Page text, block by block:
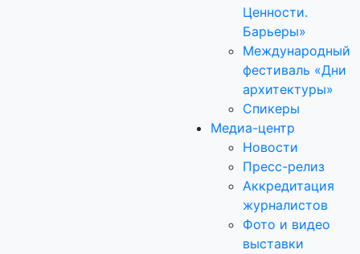
Ценности.
Барьеры»
Международный
фестиваль «Дни
архитектуры»
Спикеры
Медиа-центр
Новости
Пресс-релиз
Аккредитация
журналистов
Фото и видео
выставки